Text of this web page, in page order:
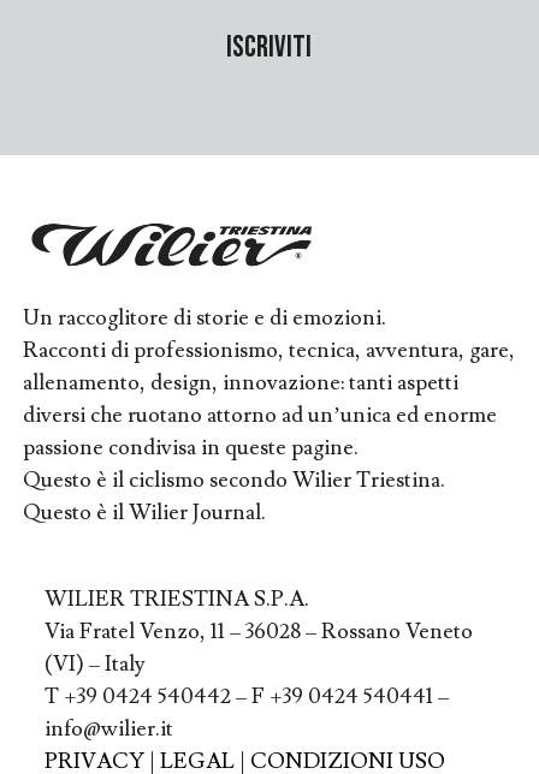
Un raccoglitore di storie e di emozioni.
Racconti di professionismo, tecnica, avventura, gare,
allenamento, design, innovazione: tanti aspetti
diversi che ruotano attorno ad un’unica ed enorme
passione condivisa in queste pagine.
Questo è il ciclismo secondo Wilier Triestina.
Questo è il Wilier Journal.
WILIER TRIESTINA S.P.A.
Via Fratel Venzo, 11 – 36028 – Rossano Veneto
(VI) – Italy
T +39 0424 540442 – F +39 0424 540441 –
info@wilier.it
PRIVACY| LEGAL| CONDIZIONI USO